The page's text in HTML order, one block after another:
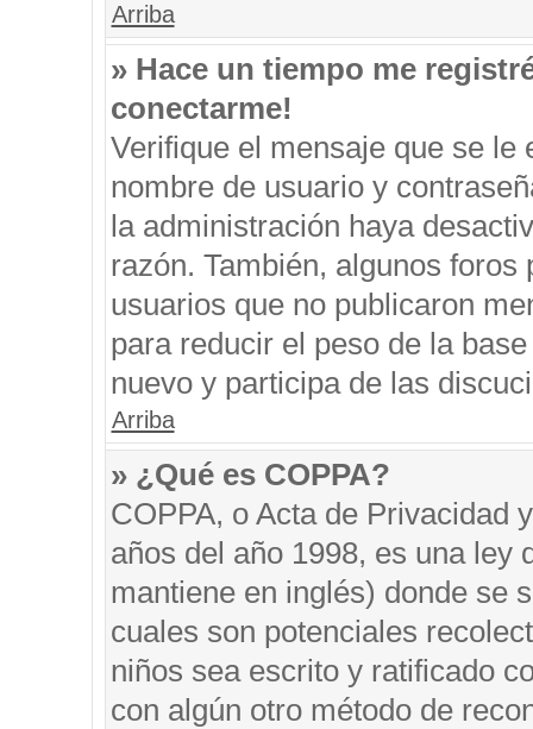
Arriba
» Hace un tiempo me
conectarme!
Verifique el mensaje que se
nombre de usuario y
la administración haya
razón. También, algunos
usuarios que no publicaron
para reducir el peso de la
nuevo y participa de las
Arriba
» ¿Qué es COPPA?
COPPA, o Acta de Privacidad
años del año 1998, es una ley
mantiene en inglés) donde se
cuales son potenciales
niños sea escrito y ratificado
con algún otro método de